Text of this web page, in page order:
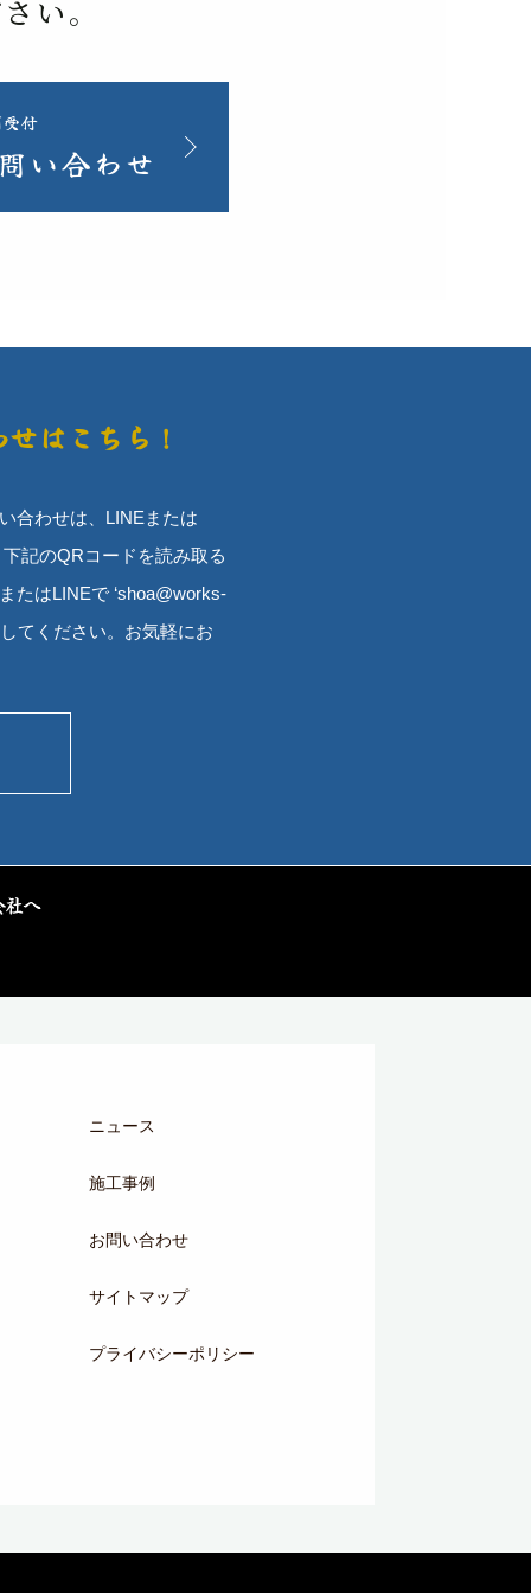
い。
い合わせ
付
はこちら！
合わせは、LINEまたは
記のQRコードを読み取る
たはLINEで ‘shoa@works-
てください。お気軽にお
ニュース
施工事例
お問い合わせ
サイトマップ
プライバシーポリシー